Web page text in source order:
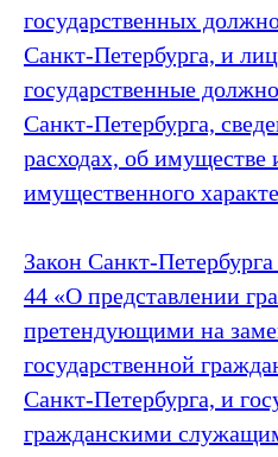
государственных
Санкт‑Петербурга, и
государственные
Санкт‑Петербурга,
расходах, об имуществе
имущественного
Закон
44 «О представлении
претендующими на
государственной
Санкт‑Петербурга, и
гражданскими